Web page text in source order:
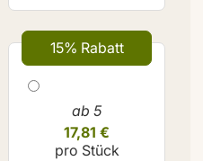
15% Rabatt
ab 5
17,81 €
pro Stück